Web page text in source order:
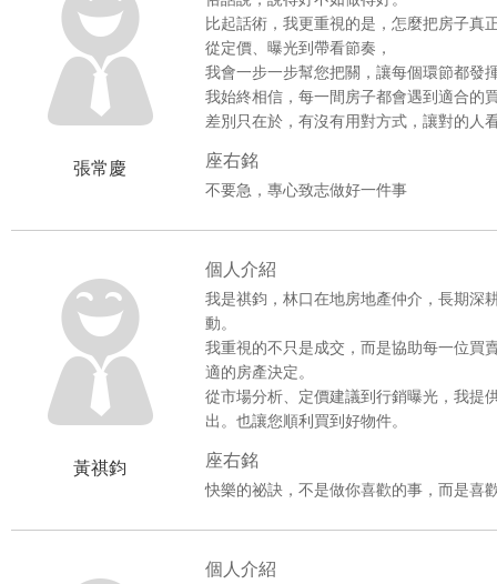
比起話術，我更重視的是，怎麼把房子真
從定價、曝光到帶看節奏，
我會一步一步幫您把關，讓每個環節都發
我始終相信，每一間房子都會遇到適合的
差別只在於，有沒有用對方式，讓對的人
座右銘
不要急，專心致志做好一件事
張常慶
個人介紹
我是祺鈞，林口在地房地產仲介，長期深
動。
我重視的不只是成交，而是協助每一位買
適的房產決定。
從市場分析、定價建議到行銷曝光，我提
出。也讓您順利買到好物件。
座右銘
快樂的祕訣，不是做你喜歡的事，而是喜
黃祺鈞
個人介紹